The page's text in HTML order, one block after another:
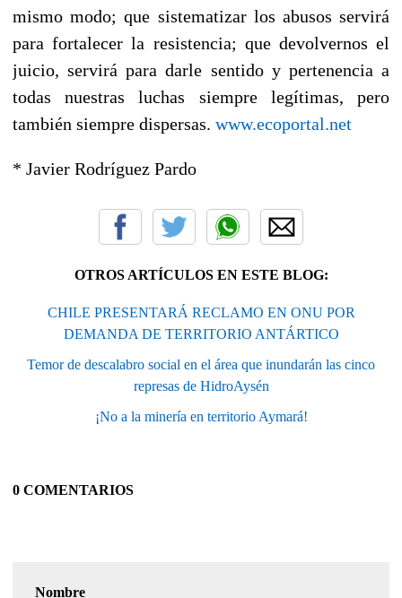
mismo modo; que sistematizar los abusos servirá
para fortalecer la resistencia; que devolvernos el
juicio, servirá para darle sentido y pertenencia a
todas nuestras luchas siempre legítimas, pero
también siempre dispersas. www.ecoportal.net
* Javier Rodríguez Pardo
OTROS ARTÍCULOS EN ESTE BLOG:
CHILE PRESENTARÁ RECLAMO EN ONU POR
DEMANDA DE TERRITORIO ANTÁRTICO
Temor de descalabro social en el área que inundarán las cinco
represas de HidroAysén
¡No a la minería en territorio Aymará!
0 COMENTARIOS
Nombre